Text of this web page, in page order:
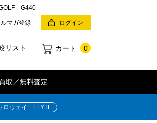
G440
ルマガ登録 ログイン
カート 0
リスト
取／無料査定
ロウェイ ELYTE